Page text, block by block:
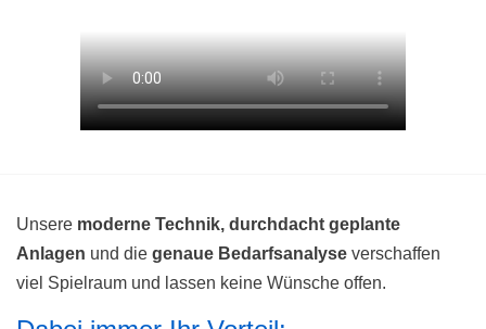
Unsere moderne Technik, durchdacht geplante
Anlagen und die genaue Bedarfsanalyse verschaffen
viel Spielraum und lassen keine Wünsche offen.